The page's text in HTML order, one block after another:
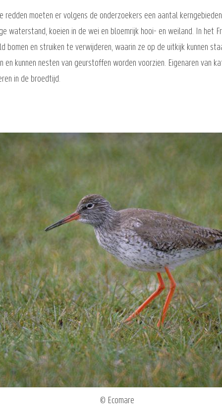
moeten er volgens de onderzoekers een aantal
waterstand, koeien in de wei en bloemrijk hooi- en weiland. In het
bomen en struiken te verwijderen, waarin ze op de uitkijk kunnen
kunnen nesten van geurstoffen worden voorzien. Eigenaren van
in de broedtijd.
© Ecomare